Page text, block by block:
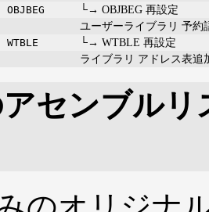
OBJBEG └→ OBJBEG 再設定
ユーザーライブラリ 予約
WTBLE └→ WTBLE 再設定
ライブラリ アドレス表追
センブル